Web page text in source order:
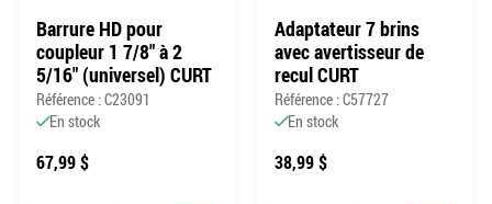
Barrure HD pour
coupleur 1 7/8" à 2
5/16" (universel) CURT
Référence : C23091
En stock
67,99 $
Adaptateur 7 brins
avec avertisseur de
recul CURT
Référence : C57727
En stock
38,99 $